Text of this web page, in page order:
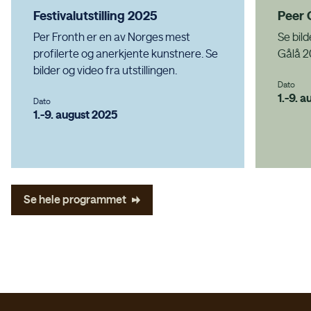
Festivalutstilling 2025
Per Fronth er en av Norges mest
profilerte og anerkjente kunstnere. Se
bilder og video fra utstillingen.
Dato
1.-9. august 2025
Peer
Se
Gålå
Dato
1.-9.
Se hele programmet